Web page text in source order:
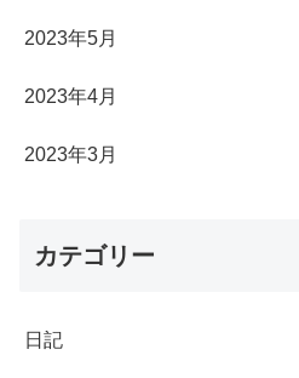
2023年5月
2023年4月
2023年3月
カテゴリー
日記